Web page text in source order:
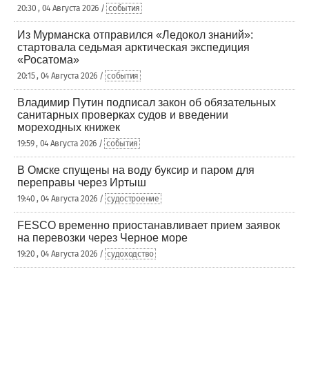
20:30 , 04 Августа 2026 / события
Из Мурманска отправился «Ледокол знаний»:
стартовала седьмая арктическая экспедиция
«Росатома»
20:15 , 04 Августа 2026 / события
Владимир Путин подписал закон об обязательных
санитарных проверках судов и введении
мореходных книжек
19:59 , 04 Августа 2026 / события
В Омске спущены на воду буксир и паром для
переправы через Иртыш
19:40 , 04 Августа 2026 / судостроение
FESCO временно приостанавливает прием заявок
на перевозки через Черное море
19:20 , 04 Августа 2026 / судоходство